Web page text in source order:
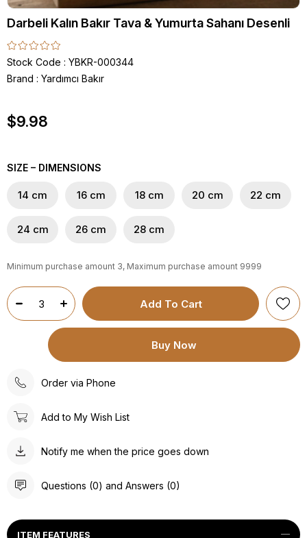
Darbeli Kalın Bakır Tava & Yumurta Sahanı Desenli
Stock Code
YBKR-000344
Brand : Yardımcı Bakır
$9.98
SIZE – DIMENSIONS
14 cm 16 cm 18 cm 20 cm 22 cm
24 cm 26 cm 28 cm
Minimum purchase amount 3, Maximum purchase amount 9999
Order via Phone
Add to My Wish List
Notify me when the price goes down
Questions (0) and Answers (0)
ITEM FEATURES